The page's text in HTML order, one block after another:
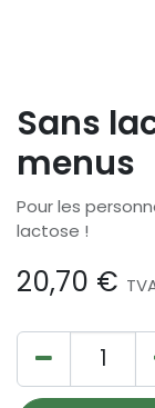
Sans
menus
Pour les
lactose !
20,70 €